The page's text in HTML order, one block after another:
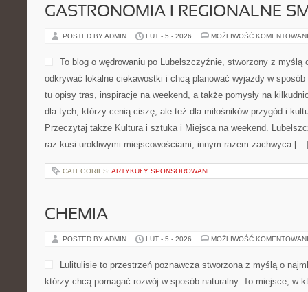
GASTRONOMIA I REGIONALNE
POSTED BY ADMIN LUT - 5 - 2026 MOŻLIWOŚĆ
To blog o wędrowaniu po Lubelszczyźnie, stworzony z myślą
odkrywać lokalne ciekawostki i chcą planować wyjazdy w
tu opisy tras, inspiracje na weekend, a także pomysły na
dla tych, którzy cenią ciszę, ale też dla miłośników przygód i
Przeczytaj także Kultura i sztuka i Miejsca na weekend.
raz kusi urokliwymi miejscowościami, innym razem zachwyca […]
CATEGORIES: ARTYKUŁY SPONSOROWANE
CHEMIA
POSTED BY ADMIN LUT - 5 - 2026 MOŻLIWOŚĆ
Lulitulisie to przestrzeń poznawcza stworzona z myślą o
którzy chcą pomagać rozwój w sposób naturalny. To miejsce, w